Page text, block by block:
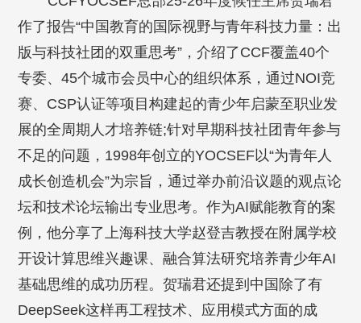
作了报告“中国教育的国际视野与青年科技力量：出
版与科技社团的双重思考”，介绍了CCF覆盖40个
专委、45个城市会员中心的组织体系，通过NOI竞
赛、CSP认证等项目构建起的青少年启蒙至职业发
展的全周期人才培养链;针对早期科技社团青年参与
不足的问题，1998年创立的YOCSEF以“为青年人
成长创造机会”为宗旨，通过举办前沿议题的观点论
坛和技术论坛输出专业思考。作为AI赋能教育的案
例，他分享了上海科技大学赵登吉教授在附属学校
开设计算思维兴趣课、融合算法研究培养青少年AI
基础思维的成功历程。贺瑞君还提到中国除了有
DeepSeek这样再工程技术、应用模式方面的成